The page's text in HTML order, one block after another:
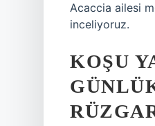
Acaccia ailesi
inceliyoruz.
KOŞU